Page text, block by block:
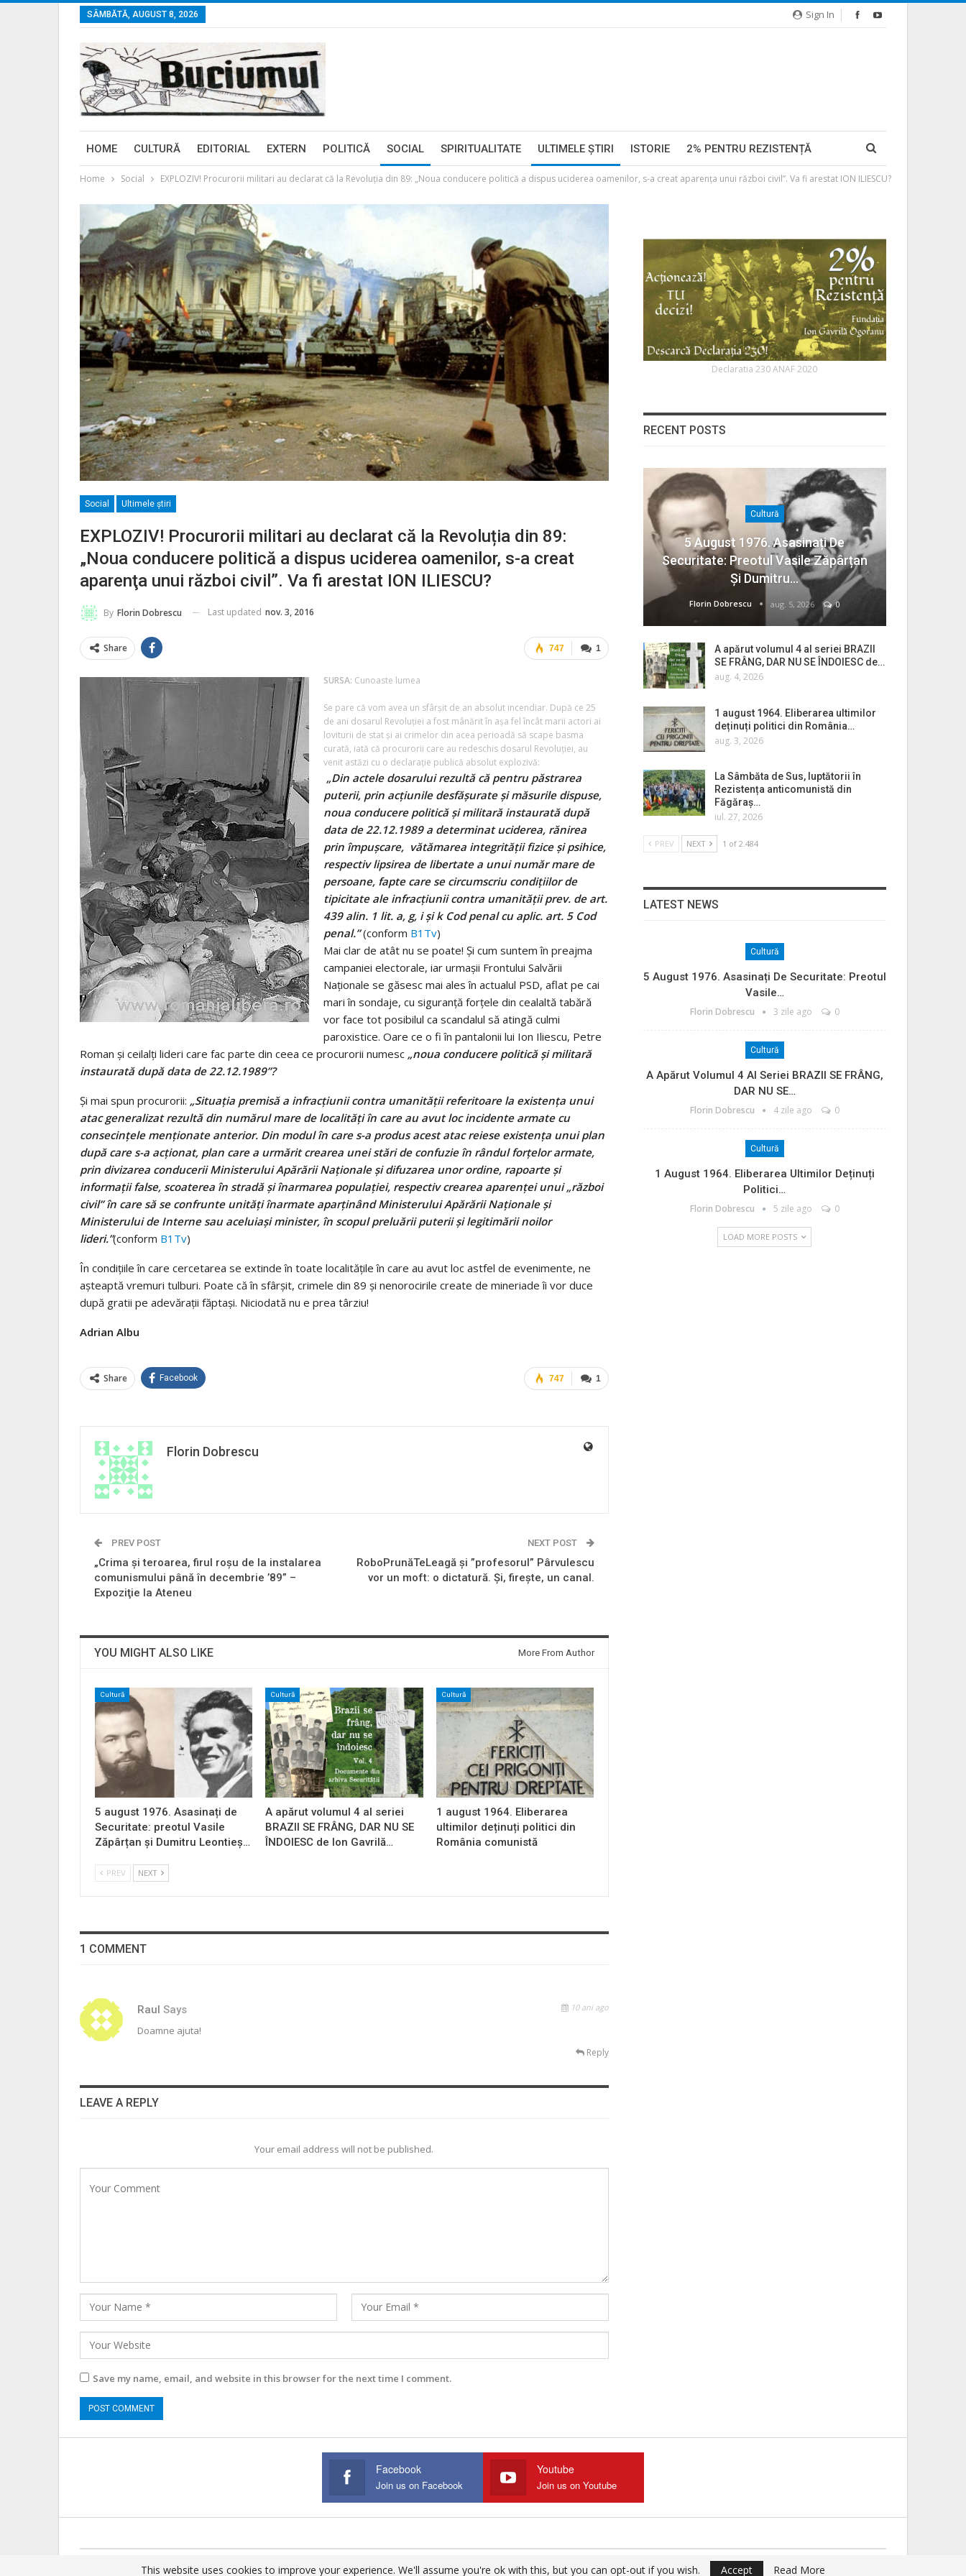
Sign In
SÂMBĂTĂ, AUGUST 8, 2026
HOME CULTURĂ EDITORIAL EXTERN POLITICĂ SOCIAL SPIRITUALITATE ULTIMELE ŞTIRI ISTORIE 2% PENTRU REZISTENȚĂ
Home Social EXPLOZIV! Procurorii militari au declarat că la Revoluția din 89: „Noua conducere politică a dispus uciderea oamenilor, s-a creat aparenţa unui război civil”. Va fi arestat ION ILIESCU?
Social Ultimele ştiri
EXPLOZIV! Procurorii militari au declarat că la Revoluția din 89:
„Noua conducere politică a dispus uciderea oamenilor, s-a creat
aparenţa unui război civil”. Va fi arestat ION ILIESCU?
By Florin Dobrescu Last updated nov. 3, 2016
1
747
Share
SURSA: Cunoaste lumea
Se pare că vom avea un sfârșit de an absolut incendiar. După ce 25
de ani dosarul Revoluției a fost mânărit în așa fel încât marii actori ai
loviturii de stat și ai crimelor din acea perioadă să scape basma
curată, iată că procurorii care au redeschis dosarul Revoluției, au
venit astăzi cu o declarație publică absolut explozivă:
„Din actele dosarului rezultă că pentru păstrarea
puterii, prin acțiunile desfășurate și măsurile dispuse,
noua conducere politică și militară instaurată după
data de 22.12.1989 a determinat uciderea, rănirea
prin împușcare, vătămarea integrității fizice și psihice,
respectiv lipsirea de libertate a unui număr mare de
persoane, fapte care se circumscriu condițiilor de
tipicitate ale infracțiunii contra umanității prev. de art.
439 alin. 1 lit. a, g, i și k Cod penal cu aplic. art. 5 Cod
penal.” (conform B1Tv)
Mai clar de atât nu se poate! Și cum suntem în preajma
campaniei electorale, iar urmașii Frontului Salvării
Naționale se găsesc mai ales în actualul PSD, aflat pe cai
mari în sondaje, cu siguranță forțele din cealaltă tabără
vor face tot posibilul ca scandalul să atingă culmi
paroxistice. Oare ce o fi în pantalonii lui Ion Iliescu, Petre
Roman și ceilalți lideri care fac parte din ceea ce procurorii numesc „noua conducere politică și militară
instaurată după data de 22.12.1989”?
Și mai spun procurorii: „Situaţia premisă a infracţiunii contra umanităţii referitoare la existenţa unui
atac generalizat rezultă din numărul mare de localităţi în care au avut loc incidente armate cu
consecinţele menţionate anterior. Din modul în care s-a produs acest atac reiese existenţa unui plan
după care s-a acţionat, plan care a urmărit crearea unei stări de confuzie în rândul forţelor armate,
prin divizarea conducerii Ministerului Apărării Naţionale şi difuzarea unor ordine, rapoarte şi
informaţii false, scoaterea în stradă şi înarmarea populaţiei, respectiv crearea aparenţei unui „război
civil” în care să se confrunte unităţi înarmate aparţinând Ministerului Apărării Naţionale şi
Ministerului de Interne sau aceluiaşi minister, în scopul preluării puterii şi legitimării noilor
lideri.”(conform B1Tv)
În condițiile în care cercetarea se extinde în toate localitățile în care au avut loc astfel de evenimente, ne
așteaptă vremuri tulburi. Poate că în sfârșit, crimele din 89 și nenorocirile create de mineriade îi vor duce
după gratii pe adevărații făptași. Niciodată nu e prea târziu!
Adrian Albu
1
747
Share Facebook
Florin Dobrescu
PREV POST
„Crima şi teroarea, firul roşu de la instalarea
comunismului până în decembrie ’89” –
Expoziţie la Ateneu
NEXT POST
RoboPrunăTeLeagă şi ”profesorul” Pârvulescu
vor un moft: o dictatură. Şi, fireşte, un canal.
YOU MIGHT ALSO LIKE More From Author
Cultură
5 august 1976. Asasinați de
Securitate: preotul Vasile
Zăpârțan și Dumitru Leontieș…
Cultură
A apărut volumul 4 al seriei
BRAZII SE FRÂNG, DAR NU SE
ÎNDOIESC de Ion Gavrilă…
Cultură
1 august 1964. Eliberarea
ultimilor deținuți politici din
România comunistă
PREV NEXT
1 COMMENT
Raul Says 10 ani ago
Doamne ajuta!
Reply
LEAVE A REPLY
Your email address will not be published.
Save my name, email, and website in this browser for the next time I comment.
Declaratia 230 ANAF 2020
RECENT POSTS
Cultură
5 August 1976. Asasinați De
Securitate: Preotul Vasile Zăpârțan
Și Dumitru…
Florin Dobrescu aug. 5, 2026 0
A apărut volumul 4 al seriei BRAZII
SE FRÂNG, DAR NU SE ÎNDOIESC de…
aug. 4, 2026
1 august 1964. Eliberarea ultimilor
deținuți politici din România…
aug. 3, 2026
La Sâmbăta de Sus, luptătorii în
Rezistența anticomunistă din
Făgăraș…
iul. 27, 2026
PREV NEXT 1 of 2.484
LATEST NEWS
Cultură
5 August 1976. Asasinați De Securitate: Preotul
Vasile…
Florin Dobrescu 3 zile ago 0
Cultură
A Apărut Volumul 4 Al Seriei BRAZII SE FRÂNG,
DAR NU SE…
Florin Dobrescu 4 zile ago 0
Cultură
1 August 1964. Eliberarea Ultimilor Deținuți
Politici…
Florin Dobrescu 5 zile ago 0
LOAD MORE POSTS
Facebook
Join us on Facebook
Youtube
Join us on Youtube
This website uses cookies to improve your experience. We'll assume you're ok with this, but you can opt-out if you wish. Accept Read More